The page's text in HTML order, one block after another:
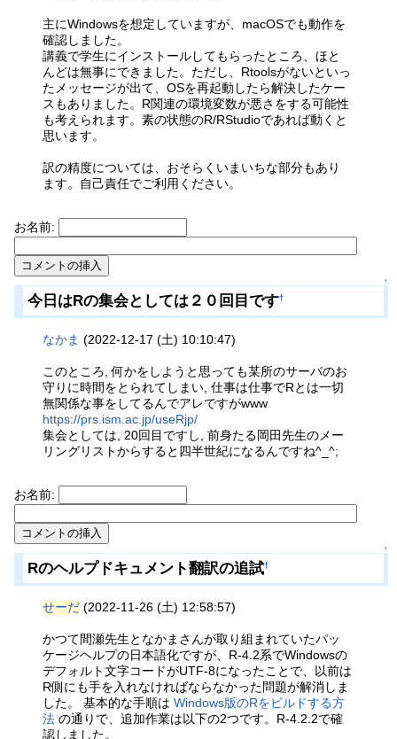
主にWindowsを想定していますが、macOSでも動作を
確認しました。
講義で学生にインストールしてもらったところ、ほと
んどは無事にできました。ただし、Rtoolsがないといっ
たメッセージが出て、OSを再起動したら解決したケー
スもありました。R関連の環境変数が悪さをする可能性
も考えられます。素の状態のR/RStudioであれば動くと
思います。
訳の精度については、おそらくいまいちな部分もあり
ます。自己責任でご利用ください。
お名前:
↑
今日はRの集会としては２０回目です†
なかま (2022-12-17 (土) 10:10:47)
このところ, 何かをしようと思っても某所のサーバのお
守りに時間をとられてしまい, 仕事は仕事でRとは一切
無関係な事をしてるんでアレですがwww
https://prs.ism.ac.jp/useRjp/
集会としては, 20回目ですし, 前身たる岡田先生のメー
リングリストからすると四半世紀になるんですね^_^;
お名前:
↑
Rのヘルプドキュメント翻訳の追試†
せーだ (2022-11-26 (土) 12:58:57)
かつて間瀬先生となかまさんが取り組まれていたパッ
ケージヘルプの日本語化ですが、R-4.2系でWindowsの
デフォルト文字コードがUTF-8になったことで、以前は
R側にも手を入れなければならなかった問題が解消しま
した。 基本的な手順はWindows版のRをビルドする方
法 の通りで、追加作業は以下の2つです。R-4.2.2で確
認しました。